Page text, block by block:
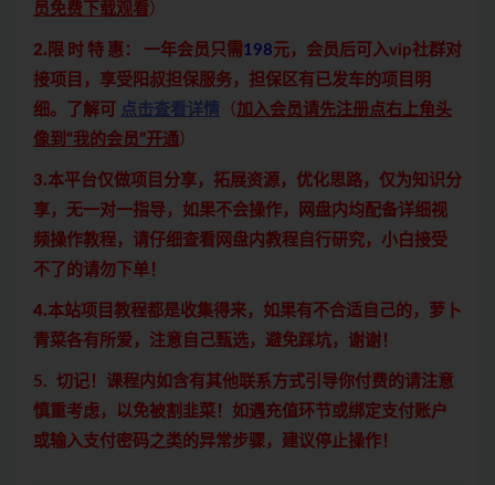
员免费下载观看）
2.限 时 特 惠： 一年会员只需198元，会员后可入vip社群对
接项目，享受阳叔担保服务，担保区有已发车的项目明
细。了解可
点击查看详情 （ 加入会员请先注册点右上角头
像到“我的会员”开通）
3.本平台仅做项目分享，拓展资源，优化思路，仅为知识分
享，无一对一指导，如果不会操作，网盘内均配备详细视
频操作教程，请仔细查看网盘内教程自行研究，小白接受
不了的请勿下单！
4.本站项目教程都是收集得来，如果有不合适自己的，萝卜
青菜各有所爱，注意自己甄选，避免踩坑，谢谢！
5. 切记！课程内如含有其他联系方式引导你付费的请注意
慎重考虑，以免被割韭菜！如遇充值环节或绑定支付账户
或输入支付密码之类的异常步骤，建议停止操作！